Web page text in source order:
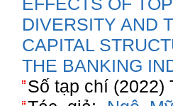
DIVERSITY AND
CAPITAL
THE BANKING
Số tạp chí (2022)